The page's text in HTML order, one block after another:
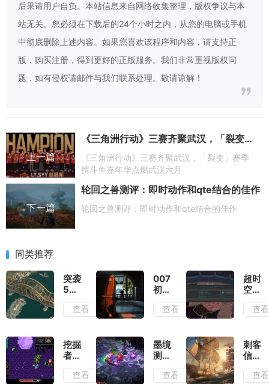
后果请用户自负。本站信息来自网络收集整理，版权争议与本
站无关。您必须在下载后的24个小时之内，从您的电脑或手机
中彻底删除上述内容。如果您喜欢该程序和内容，请支持正
版，购买注册，得到更好的正版服务。我们非常重视版权问
题，如有侵权请邮件与我们联系处理。敬请谅解！
上一篇
《三角洲行动》三赛齐聚武汉，「裂变」赛季携斗鱼嘉年华点燃武汉六月
《三角洲行动》三赛齐聚武汉，「裂变」赛季
携斗鱼嘉年华点燃武汉六月
下一篇
轮回之兽测评：即时动作和qte结合的佳作
轮回之兽测评：即时动作和qte结合的佳作
同类推荐
突袭
5测
评：
除了
优点
可言
查看
007
初露
锋芒
准则
就是
出其
不意
查看
超时
空地
牢测
评：
间穿
梭找
到合
适的
查看
挖掘
者米
娜测
评：
查看
墨境
测
评：
墨宝
查看
刺客
信条
黑旗
记忆
查看